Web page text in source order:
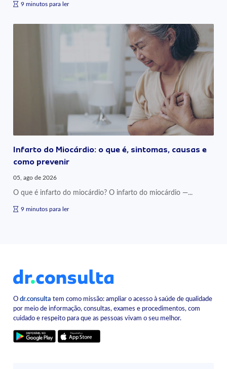
9 minutos para ler
Infarto do Miocárdio: o que é, sintomas, causas e
como prevenir
05, ago de 2026
O que é infarto do miocárdio? O infarto do miocárdio —...
9 minutos para ler
Odr.consulta tem como missão: ampliar o acesso à saúde de qualidade
por meio de informação, consultas, exames e procedimentos, com
cuidado e respeito para que as pessoas vivam o seu melhor.